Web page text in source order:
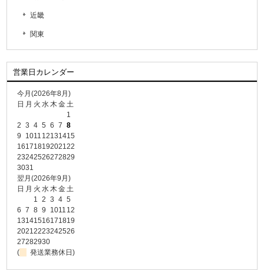
近畿
関東
営業日カレンダー
今月(2026年8月)
日 月 火 水木金土
1
2 3 4 5 6 7 8
9
1011 12131415
16171819202122
23242526272829
3031
翌月(2026年9月)
日 月 火 水木金土
1 2 3 4 5
6 7 8 9 1011 12
13141516171819
20212223242526
27282930
(
発送業務休日)